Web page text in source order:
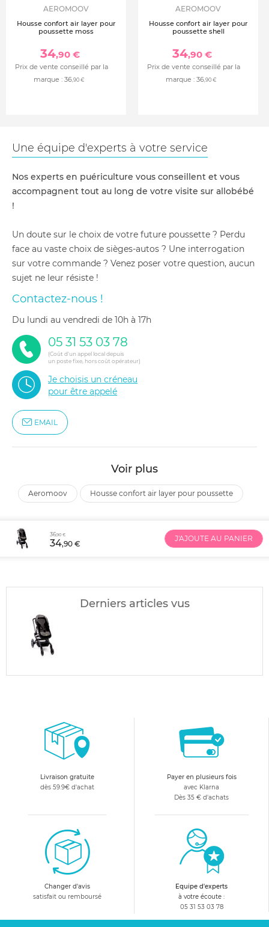
AEROMOOV
Housse confort air layer pour
poussette moss
34,90 €
Prix de vente conseillé par la
marque : 36,90 €
AEROMOOV
Housse confort air layer pour
poussette shell
34,90 €
Prix de vente conseillé par la
marque : 36,90 €
Une équipe d'experts à votre service
Nos experts en puériculture vous conseillent et vous
accompagnent tout au long de votre visite sur allobébé
!
Un doute sur le choix de votre future poussette ? Perdu
face au vaste choix de sièges-autos ? Une interrogation
sur votre commande ? Venez poser votre question, aucun
sujet ne leur résiste !
Contactez-nous !
du lundi au vendredi de 10h à 17h
05 31 53 03 78
(Coût d'un appel local depuis
un poste fixe, hors coût opérateur)
Je choisis un créneau
pour être appelé
EMAIL
Voir plus
aeromoov housse confort air layer pour poussette
36,90 €
34,90 €
J'AJOUTE AU PANIER
Derniers articles vus
Livraison gratuite
dès 59.9€ d'achat
Payer en plusieurs fois
avec Klarna
Dès 35 € d'achats
Changer d'avis
satisfait ou remboursé
Equipe d'experts
à votre écoute :
05 31 53 03 78